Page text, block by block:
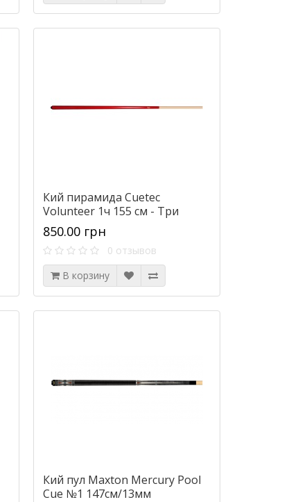
Кий пирамида Cuetec
Volunteer 1ч 155 см - Три
цвета - DS
850.00 грн
0 отзывов
В корзину
Кий пул Maxton Mercury Pool
Cue №1 147см/13мм